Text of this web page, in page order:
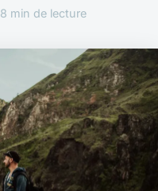
8 min de lecture